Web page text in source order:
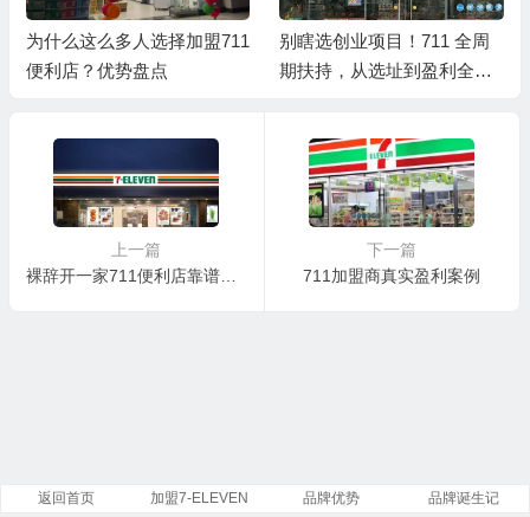
为什么这么多人选择加盟711
便利店？优势盘点
别瞎选创业项目！711 全周
期扶持，从选址到盈利全程
上一篇
裸辞开一家711便利店靠谱吗？
下一篇
711加盟商真实盈利案例
返回首页 加盟7-ELEVEN 品牌优势 品牌诞生记